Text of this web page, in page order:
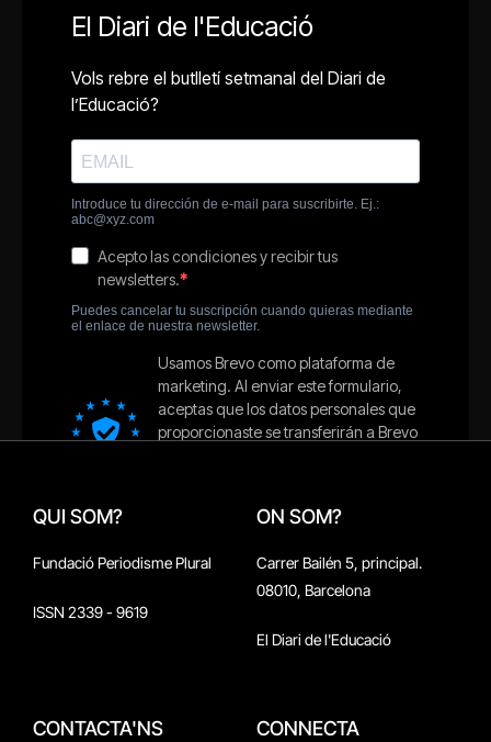
QUI SOM?
Fundació Periodisme Plural
ISSN 2339 - 9619
ON SOM?
Carrer Bailén 5, principal.
08010, Barcelona
El Diari de l'Educació
CONTACTA'NS CONNECTA